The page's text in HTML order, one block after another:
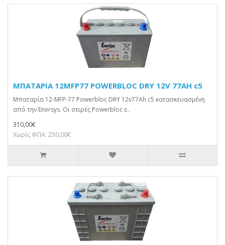
ΜΠΑΤΑΡΙΑ 12MFP77 POWERBLOC DRY 12V 77AH c5
Μπαταρία 12-MFP-77 Powerbloc DRY 12v77Ah c5 κατασκευασμένη
από την Enersys. Οι σειρές Powerbloc ε..
310,00€
Χωρίς ΦΠΑ: 250,00€